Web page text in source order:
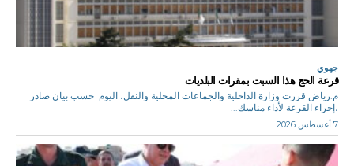
جهوي
قرعة الحج هذا السبت بمقرات البلديات
م.رياض قررت وزارة الداخلية والجماعات المحلية والنقل، اليوم حسب بيان صادر
،إجراء القرعة لأداء مناسك...
7 أغسطس 2026